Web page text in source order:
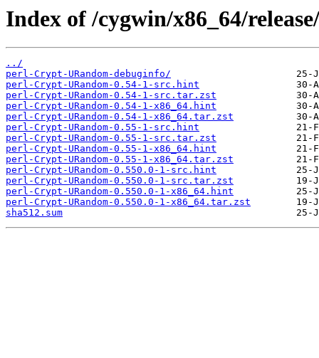
Index of /cygwin/x86_64/
../
perl-Crypt-URandom-debuginfo/
perl-Crypt-URandom-0.54-1-src.hint
perl-Crypt-URandom-0.54-1-src.tar.zst
perl-Crypt-URandom-0.54-1-x86_64.hint
perl-Crypt-URandom-0.54-1-x86_64.tar.zst
perl-Crypt-URandom-0.55-1-src.hint
perl-Crypt-URandom-0.55-1-src.tar.zst
perl-Crypt-URandom-0.55-1-x86_64.hint
perl-Crypt-URandom-0.55-1-x86_64.tar.zst
perl-Crypt-URandom-0.550.0-1-src.hint
perl-Crypt-URandom-0.550.0-1-src.tar.zst
perl-Crypt-URandom-0.550.0-1-x86_64.hint
perl-Crypt-URandom-0.550.0-1-x86_64.tar.zst
sha512.sum